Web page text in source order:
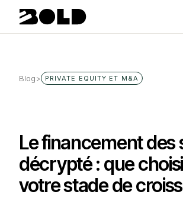
Blog> PRIVATE EQUITY ET M&A
Le financement des
décrypté : que
votre stade de